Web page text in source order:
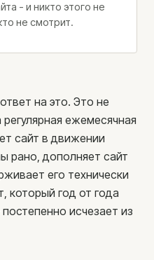
- и никто этого не
не смотрит.
на это. Это не
ежемесячная
сайт в движении
рано, дополняет сайт
его технически
который год от года
исчезает из